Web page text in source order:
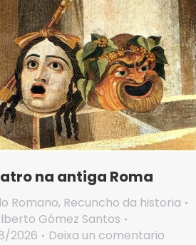
na antiga Roma
Romano, Recuncho da historia
Gómez Santos
2026
Deixa un comentario